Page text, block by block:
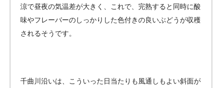
涼で昼夜の気温差が大きく、これで、完熟すると同時に酸
味やフレーバーのしっかりした色付きの良いぶどうが収穫
されるそうです。
千曲川沿いは、こういった日当たりも風通しもよい斜面が